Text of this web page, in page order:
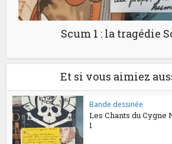
Scum 1 : la tragédie
Et si vous aimiez
Bande dessinée
Les Chants du Cygne
1